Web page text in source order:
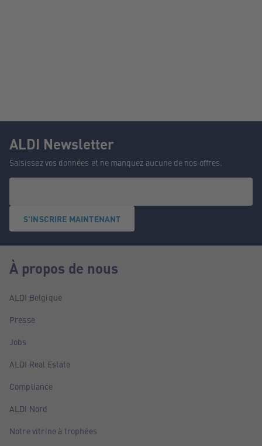
ALDI Newsletter
Saisissez vos données et ne manquez aucune de nos offres.
S'INSCRIRE MAINTENANT
À propos de nous
ALDI Belgique
Presse
Jobs
ALDI Real Estate
Compliance
ALDI Nord
Notre vitrine à trophées